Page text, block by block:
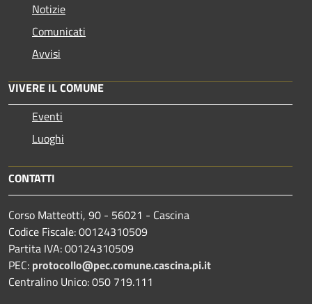
Notizie
Comunicati
Avvisi
VIVERE IL COMUNE
Eventi
Luoghi
CONTATTI
Corso Matteotti, 90 - 56021 - Cascina
Codice Fiscale: 00124310509
Partita IVA: 00124310509
PEC: protocollo@pec.comune.cascina.pi.it
Centralino Unico: 050 719.111